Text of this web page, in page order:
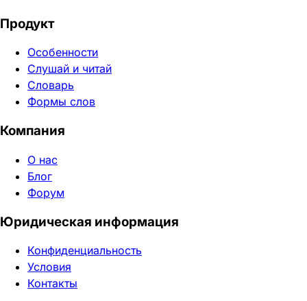
Продукт
Особенности
Слушай и читай
Словарь
Формы слов
Компания
О нас
Блог
Форум
Юридическая информация
Конфиденциальность
Условия
Контакты